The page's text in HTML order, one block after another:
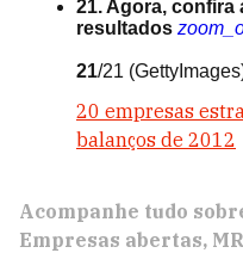
21. Agora,
resultados
21/21
20 empresas
balanços de 2012
Acompanhe tudo
Empresas abertas